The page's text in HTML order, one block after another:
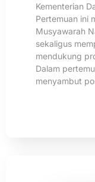
Kementerian
Pertemuan ini
Musyawarah
sekaligus
mendukung
Dalam
menyambut